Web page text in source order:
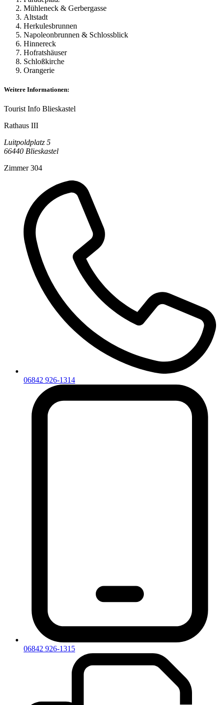
Mühleneck & Gerbergasse
Altstadt
Herkulesbrunnen
Napoleonbrunnen & Schlossblick
Hinnereck
Hofratshäuser
Schloßkirche
Orangerie
Weitere Informationen:
Tourist Info Blieskastel
Rathaus III
Luitpoldplatz 5
66440 Blieskastel
Zimmer 304
06842 926-1314
06842 926-1315